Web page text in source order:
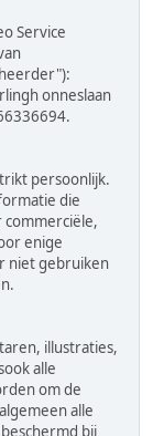
Service
onneslaan
persoonlijk.
die
enige
niet gebruiken
illustraties,
alle
om de
alle